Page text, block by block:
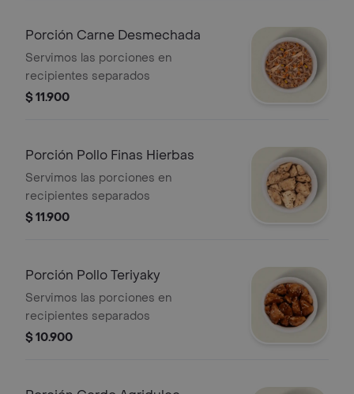
Porción Carne Desmechada
Servimos las porciones en
recipientes separados
$ 11.900
Porción Pollo Finas Hierbas
Servimos las porciones en
recipientes separados
$ 11.900
Porción Pollo Teriyaky
Servimos las porciones en
recipientes separados
$ 10.900